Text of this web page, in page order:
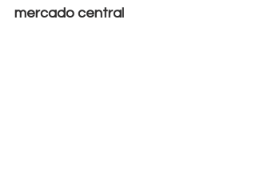
mercado central